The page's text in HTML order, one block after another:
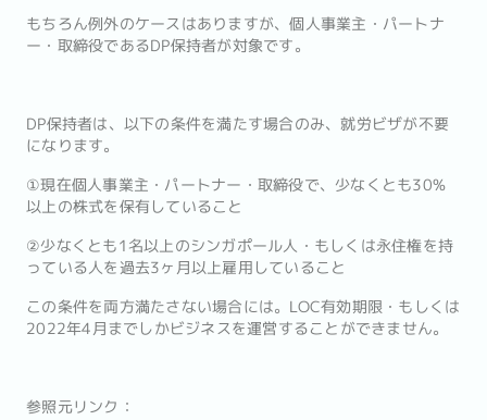
もちろん例外のケースはありますが、個人事業主・パートナ
ー・取締役であるDP保持者が対象です。
DP保持者は、以下の条件を満たす場合のみ、就労ビザが不要
になります。
①現在個人事業主・パートナー・取締役で、少なくとも30%
以上の株式を保有していること
②少なくとも1名以上のシンガポール人・もしくは永住権を持
っている人を過去3ヶ月以上雇用していること
この条件を両方満たさない場合には。LOC有効期限・もしくは
2022年4月までしかビジネスを運営することができません。
参照元リンク：